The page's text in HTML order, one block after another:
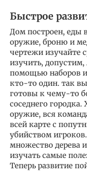
Быстрое
Дом построен, еды
оружие, броню и
чертежи изучайте
изучить,
помощью наборов
кто-то один. так
готовы к чему-то
соседнего
оружие, вся
всей карте с
убийством
множество дерева
изучать самые
Теперь развитие